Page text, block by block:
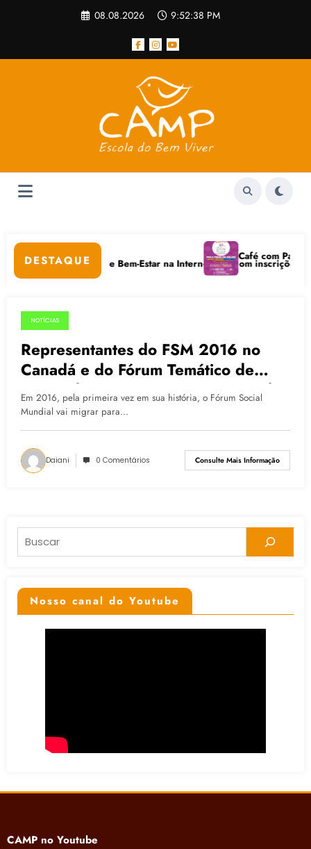
08.08.2026 9:52:38 PM
DESTAQUE
Cuidados Digitais e Bem-Estar na Internet está com inscrições abertas
Café com Paulo
07.07.2015
NOTÍCIAS
Representantes do FSM 2016 no
Canadá e do Fórum Temático de
Porto Alegre se reúnem na Capital
Em 2016, pela primeira vez em sua história, o Fórum Social
Mundial vai migrar para…
Daiani 0 Comentários Consulte Mais Informação
Pesquisar
Nosso canal do Youtube
CAMP no Youtube